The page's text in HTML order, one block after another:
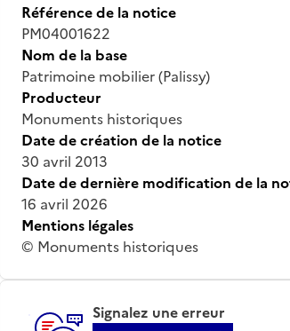
Référence de la notice
PM04001622
Nom de la base
Patrimoine mobilier (Palissy)
Producteur
Monuments historiques
Date de création de la notice
30 avril 2013
Date de dernière modification de la
16 avril 2026
Mentions légales
© Monuments historiques
Signalez une erreur